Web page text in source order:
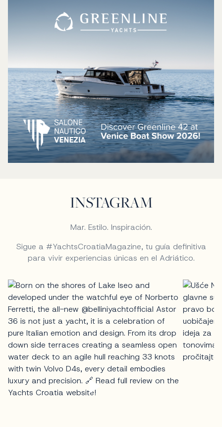
INSTAGRAM
Mar. Estilo. Inspiración.
Sigue a #YachtsCroatiaMagazine, tu guía definitiva
para vivir experiencias únicas en el Adriático.